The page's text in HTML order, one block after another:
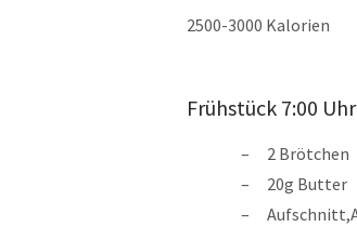
2500-3000 Kalorien
Frühstück 7:00 Uhr
2 Brötchen
20g Butter